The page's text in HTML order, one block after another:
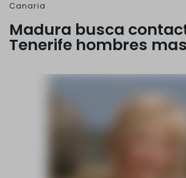
Canaria
Madura busca
Tenerife hombres